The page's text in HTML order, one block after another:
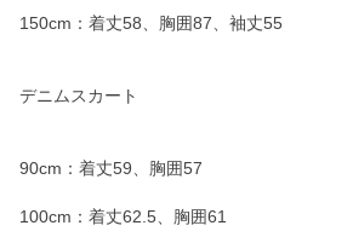
150cm：着丈58、胸囲87、袖丈55
デニムスカート
90cm：着丈59、胸囲57
100cm：着丈62.5、胸囲61